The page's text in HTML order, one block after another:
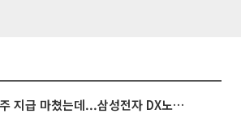
3445억 자사주 지급 마쳤는데...삼성전자 DX노조, 뒤늦은 '떼쓰기 집회'